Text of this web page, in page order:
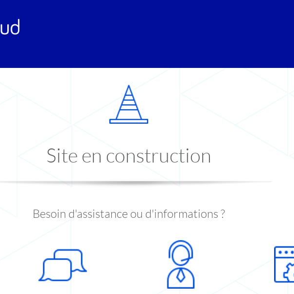
Site en construction
Besoin d'assistance ou d'informations ?